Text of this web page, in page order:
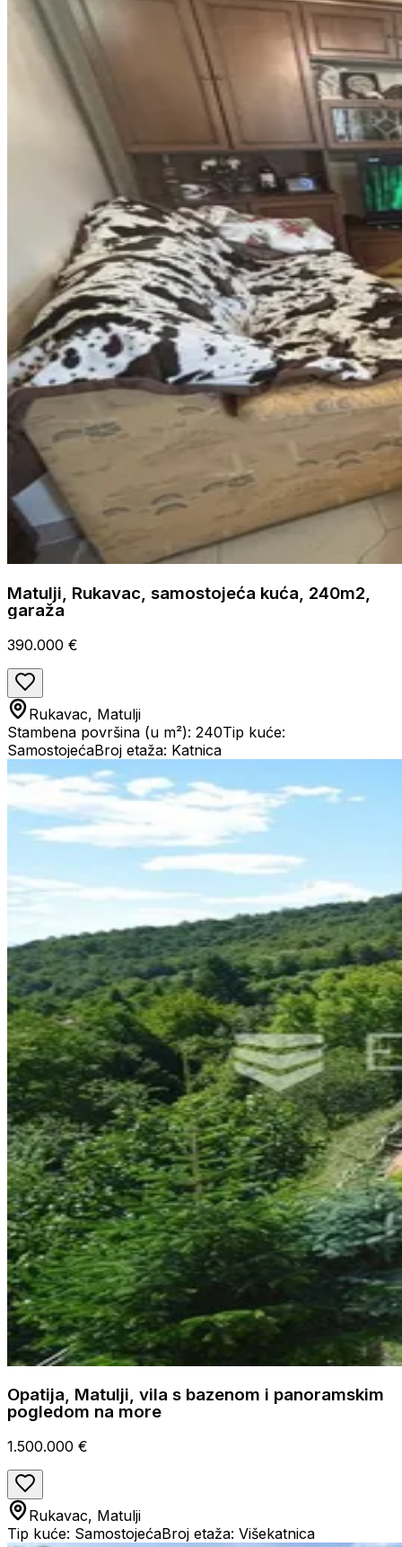
Matulji, Rukavac, samostojeća kuća, 240m2,
garaža
390.000 €
Rukavac, Matulji
Stambena površina (u m²): 240Tip kuće:
SamostojećaBroj etaža: Katnica
Opatija, Matulji, vila s bazenom i panoramskim
pogledom na more
1.500.000 €
Rukavac, Matulji
Tip kuće: SamostojećaBroj etaža: Višekatnica